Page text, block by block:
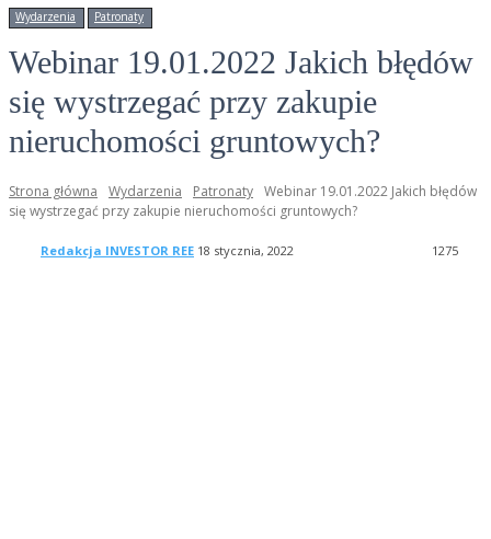
Wydarzenia Patronaty
Webinar 19.01.2022 Jakich błędów
się wystrzegać przy zakupie
nieruchomości gruntowych?
Strona główna Wydarzenia Patronaty Webinar 19.01.2022 Jakich błędów
się wystrzegać przy zakupie nieruchomości gruntowych?
Redakcja INVESTOR REE 18 stycznia, 2022 1275